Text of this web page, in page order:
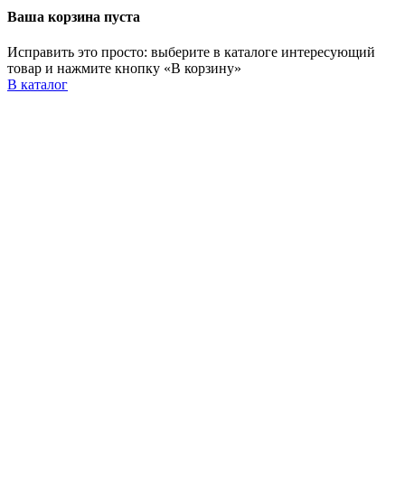
Ваша корзина пуста
Исправить это просто: выберите в каталоге интересующий
товар и нажмите кнопку «В корзину»
В каталог